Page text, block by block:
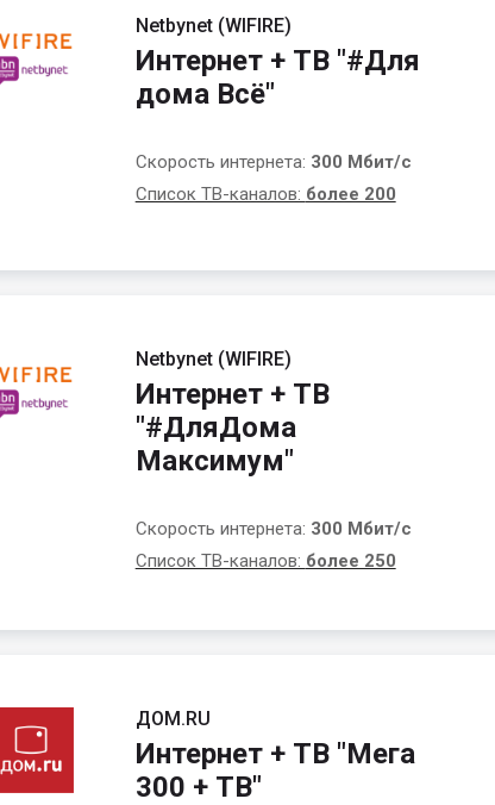
Netbynet (WIFIRE)
Интернет + ТВ "#Для
дома Всё"
Скорость интернета: 300 Мбит/с
Список ТВ-каналов: более 200
Netbynet (WIFIRE)
Интернет + ТВ
"#ДляДома
Максимум"
Скорость интернета: 300 Мбит/с
Список ТВ-каналов: более 250
ДОМ.RU
Интернет + ТВ "Мега
300 + ТВ"